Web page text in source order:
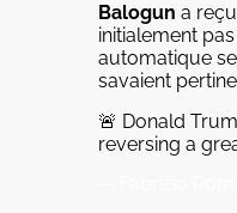
Balogun a
initialement
automatique
savaient
🚨 Donald
reversing a